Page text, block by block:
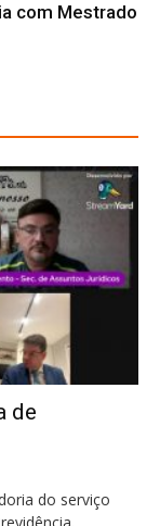
com Mestrado
de
do serviço